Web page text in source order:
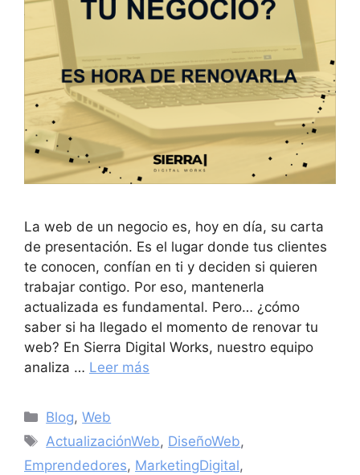
La web de un negocio es, hoy en día, su carta
de presentación. Es el lugar donde tus clientes
te conocen, confían en ti y deciden si quieren
trabajar contigo. Por eso, mantenerla
actualizada es fundamental. Pero… ¿cómo
saber si ha llegado el momento de renovar tu
web? En Sierra Digital Works, nuestro equipo
analiza … Leer más
Blog,Web
ActualizaciónWeb, DiseñoWeb,
Emprendedores, MarketingDigital,